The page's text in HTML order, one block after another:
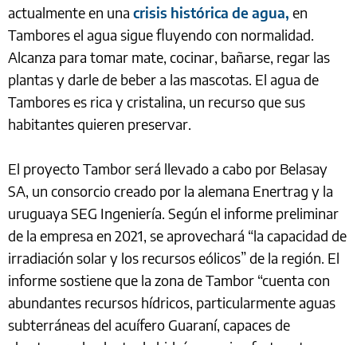
actualmente en una crisis histórica de agua, en
Tambores el agua sigue fluyendo con normalidad.
Alcanza para tomar mate, cocinar, bañarse, regar las
plantas y darle de beber a las mascotas. El agua de
Tambores es rica y cristalina, un recurso que sus
habitantes quieren preservar.
El proyecto Tambor será llevado a cabo por Belasay
SA, un consorcio creado por la alemana Enertrag y la
uruguaya SEG Ingeniería. Según el informe preliminar
de la empresa en 2021, se aprovechará “la capacidad de
irradiación solar y los recursos eólicos” de la región. El
informe sostiene que la zona de Tambor “cuenta con
abundantes recursos hídricos, particularmente aguas
subterráneas del acuífero Guaraní, capaces de